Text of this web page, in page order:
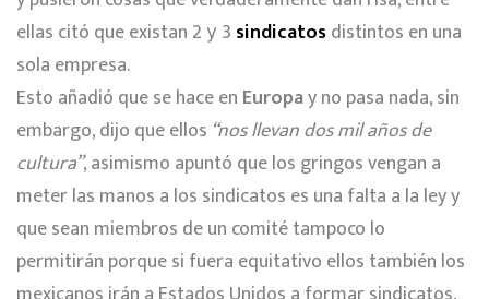
ellas citó que existan 2 у 3 sindicatosdistintos en una
sola empresa.
Esto añadió que se hace en Europay no pasa nada, sin
embargo, dijo que ellos “nos llevan dos mil años de
cultura”, asimismo apuntó que los gringos vengan a
meter las manos a los sindicatos es una falta a la ley y
que sean miembros de un comité tampoco lo
permitirán porque si fuera equitativo ellos también los